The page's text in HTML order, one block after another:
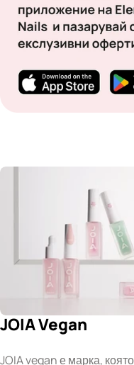
JOIA Vegan
JOIA vegan е марка,